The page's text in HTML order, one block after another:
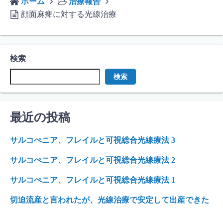
顔面麻痺に対する光線治療
検索
検索
最近の投稿
サルコぺニア、フレイルと可視総合光線療法 3
サルコぺニア、フレイルと可視総合光線療法 2
サルコぺニア、フレイルと可視総合光線療法 1
切迫流産と言われたが、光線治療で安定して出産できた